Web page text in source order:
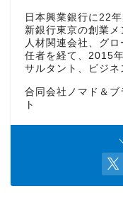
日本興業銀行に22
新銀行東京の創業メ
人材関連会社、グ
任者を経て、2015
サルタント、ビジネ
合同会社ノマド＆
ト